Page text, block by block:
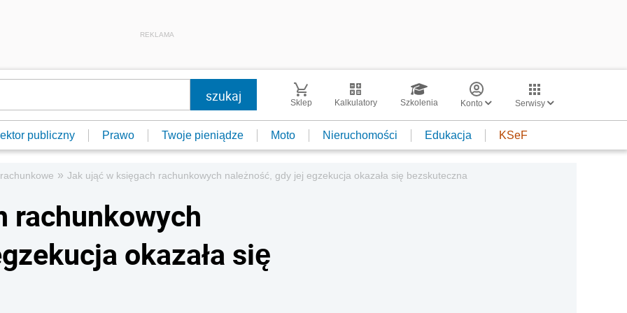
REKLAMA
Sklep Kalkulatory Szkolenia Konto Serwisy
publiczny Prawo Twoje pieniądze Moto Nieruchomości Edukacja KSeF
» Jak ująć w księgach rachunkowych należność, gdy jej egzekucja okazała się bezskuteczna
rachunkowych
okazała się